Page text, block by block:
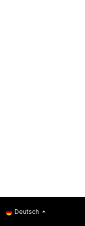
Deutsch